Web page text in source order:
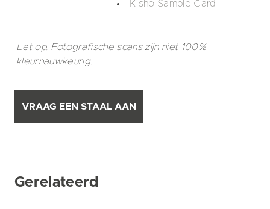
Kisho Sample Card
Let op: Fotografische scans zijn niet 100%
kleurnauwkeurig.
VRAAG EEN STAAL AAN
Gerelateerd